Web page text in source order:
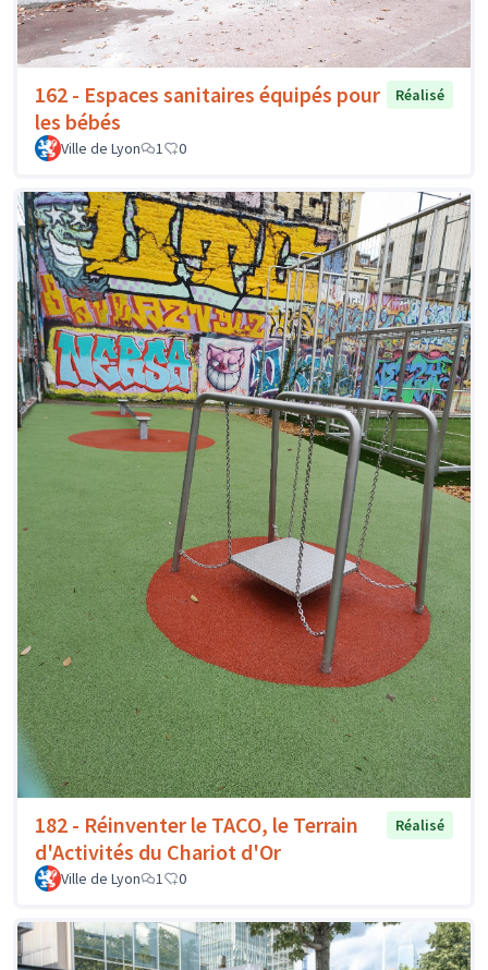
162 - Espaces sanitaires équipés pour
les bébés
Réalisé
Ville de Lyon 1 0
182 - Réinventer le TACO, le Terrain
d'Activités du Chariot d'Or
Réalisé
Ville de Lyon 1 0